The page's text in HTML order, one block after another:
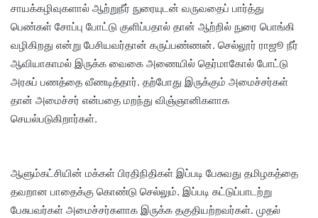
சாயக்கழிவுகளால் ஆற்றுநீர் நுரையுடன் வருவதைப் பார்த்து
பெண்கள் சோப்பு போட்டு குளிப்பதால் தான் ஆற்றில் நுரை பொங்கி
வழிகிறது என்று பேசியவர்தான் கருப்பண்ணன். செல்லூர் ராஜூ நீர்
ஆவியாகாமல் இருக்க வைகை அணையில் தெர்மாகோல் போட்டு
அரசுப் பணத்தை வீணடித்தார். தற்போது இருக்கும் அமைச்சர்கள்
தான் அமைச்சர் என்பதை மறந்து விஞ்ஞானிகளாக
செயல்படுகிறார்கள்.
ஆளும்கட்சியின் மக்கள் பிரதிநிதிகள் இப்படி பேசுவது தமிழகத்தை
தவறான பாதைக்கு கொண்டு செல்லும். இப்படி கட்டுப்பாடற்று
பேசுபவர்கள் அமைச்சர்களாக இருக்க தகுதியற்றவர்கள். முதல்